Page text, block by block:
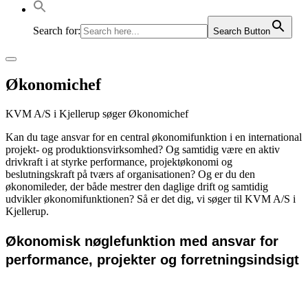
Search for: Search Button
Hovedmenu
Økonomichef
KVM A/S i Kjellerup søger Økonomichef
Kan du tage ansvar for en central økonomifunktion i en international
projekt- og produktionsvirksomhed? Og samtidig være en aktiv
drivkraft i at styrke performance, projektøkonomi og
beslutningskraft på tværs af organisationen? Og er du den
økonomileder, der både mestrer den daglige drift og samtidig
udvikler økonomifunktionen? Så er det dig, vi søger til KVM A/S i
Kjellerup.
Økonomisk nøglefunktion med ansvar for
performance, projekter og forretningsindsigt